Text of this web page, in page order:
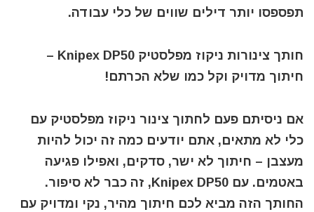
תפספסו יותר דילים שווים של כלי עבודה.
חותך צינורות ניקוז מפלסטיק Knipex DP50 –
חיתוך מדויק וקל כמו שלא הכרתם!
אם ניסיתם פעם לחתוך צינור ניקוז מפלסטיק עם
כלי לא מתאים, אתם יודעים כמה זה יכול להיות
מעצבן – חיתוך לא ישר, סדקים, ואפילו פגיעה
באטמים. עם Knipex DP50, זה כבר לא סיפור.
החותך הזה מביא לכם חיתוך מהיר, נקי ומדויק עם